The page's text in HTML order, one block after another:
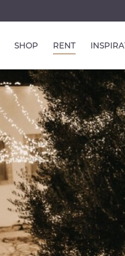
SHOP RENT